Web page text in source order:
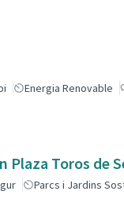
Energia Renovable
Plaza Toros de
Parcs i Jardins